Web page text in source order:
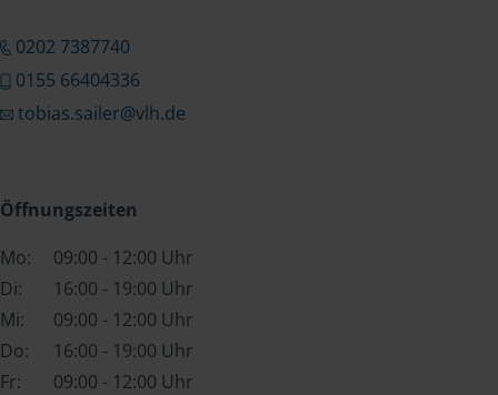
0202 7387740
0155 66404336
tobias.sailer@vlh.de
Öffnungszeiten
Mo:
09:00 - 12:00 Uhr
Di:
16:00 - 19:00 Uhr
Mi:
09:00 - 12:00 Uhr
Do:
16:00 - 19:00 Uhr
Fr:
09:00 - 12:00 Uhr